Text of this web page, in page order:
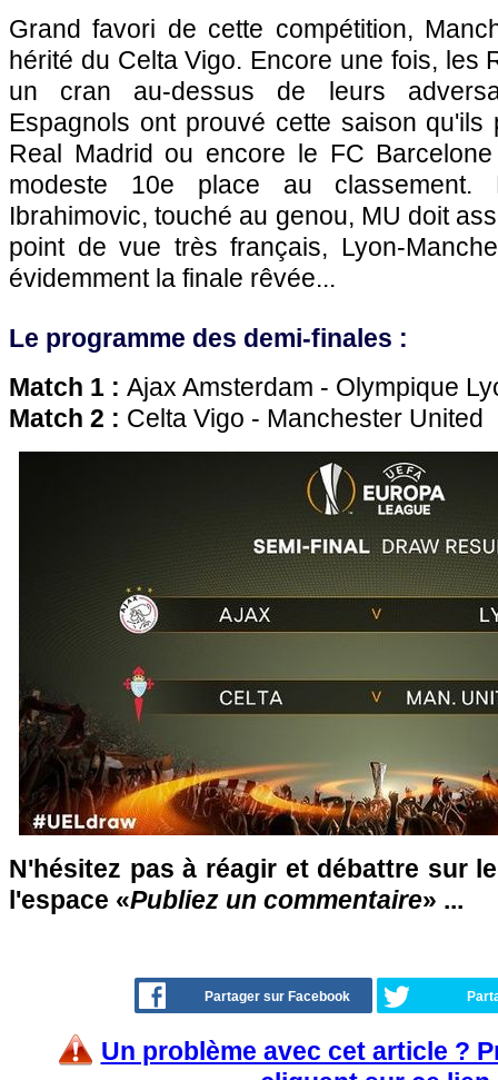
Grand favori de cette compétition,
hérité du Celta Vigo. Encore une fois, les
un cran au-dessus de leurs
Espagnols ont prouvé cette saison qu'ils
Real Madrid ou encore le FC
modeste 10e place au classement.
Ibrahimovic, touché au genou, MU doit
point de vue très français, Lyon-
évidemment la finale rêvée...
Le programme des demi-finales :
Match 1 : Ajax Amsterdam - Olympique
Match 2 : Celta Vigo - Manchester United
N'hésitez pas à réagir et débattre sur
l'espace «Publiez un commentaire» ...
Partager sur Facebook
Un problème avec cet article ?